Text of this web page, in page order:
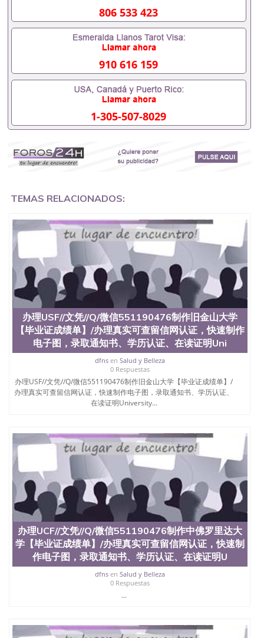
客户要求安排。 国内找工作假的毕业证可以用吗
551190476假的毕业证成绩单可以办学历认证吗
551190476要定居国外需要办理什么材料551190476
入职事业单位/国企假的毕业证会查吗551190476入职
国企/事业单位需要些什么材料551190476办理假毕业
证在国内能用吗, 挂科拿不到毕业证怎么办, 毕业证丢
了怎么办, 没有正常毕业怎么办理毕业证,没毕业可以
办学历认证吗,您是否因为中途辍学、挂科而没有正常
毕业551190476您是否因为递交材料不齐而被拒之门
外551190476您是否因没正常毕业而导致回国得不到
教育部认证在校挂科了不想读了,成绩不理想毕不了业
科/研究生文凭551190476如何办理本科/硕士毕业证
551190476网上买文凭可靠吗551190476哪里可以买
么办理 外假毕业证551190476哪里可以制作美国毕业
学生在哪里可以买假毕业证551190476哪里可以办理
加拿大毕业证551190476申请学校办理假的毕业证成
绩单可以吗551190476哪里可以办理水印成绩单
551190476哪里可以修改成绩单GPA分数551190476
假毕业证能查出来吗551190476假文凭网上能查到吗
551190476 如何拿到国外毕业证QQ微信551190476办
假大学毕业证QQ微信551190476国外毕业证去哪认证
QQ微信551190476找毕业证封皮QQ微信551190476国
外毕业证外壳定制QQ微信551190476快速代办国外毕
业证QQ微信551190476快速拿到国外文凭QQ微信
551190476国外留学文凭认证QQ微信551190476国外
文凭回国认证QQ微信551190476泰国文凭办理QQ微
信551190476法国留学回国证明QQ微信551190476 国
外烫金照片QQ微信551190476外国文凭在中国有用吗
QQ微信551190476德国留学回国证明QQ微信
551190476爱尔兰留学回国证明QQ微信551190476国
外硕士文凭办理QQ微信551190476 网上买文凭可靠
吗QQ微信551190476买国外文凭质量QQ微信
551190476国外大学文凭真制作QQ微信551190476办
国外文凭可找工作QQ微信551190476国外大学有毕业
证QQ微信551190476办理国外毕业证价格QQ微信
551190476国外编号查询QQ微信551190476办理国外
文凭要交定金吗QQ微信551190476办国外可查文凭
QQ微信551190476网上购买真文凭可信吗QQ微信
551190476学士学位证书查询机构QQ微信551190476
国外资格证书办理QQ微信551190476如何办理学历认
证QQ微信551190476海外文凭认证办理QQ微信
551190476 圣何塞州立大学（San Jose State
University, 又译为“圣荷西州立大学”）成立于1857
年，简称SJSU，是加州历史悠久的大学之一，也是美
西地区的公立大学之一。位于圣何塞市San Jose中
心，占地154公顷。它是一所位于加利福尼亚州的著
名综合性公立大学，它以极高的就业率，全美名列前
茅的毕业薪资，浓厚的多元化学术氛围，杰出的本科
生前往求学。 至今，这是一所在世界上享有学术地
806 533 423
910 616 159
1-305-507-8029
TEMAS RELACIONADOS:
办理USF//文凭//Q/微信551190476制作旧金山大学
【毕业证成绩单】/办理真实可查留信网认证，快速制作
电子图，录取通知书、学历认证、在读证明Uni
dfnsen Salud y Belleza
0 Respuestas
办理USF//文凭//Q/微信551190476制作旧金山大学【毕业证成绩单】/
办理真实可查留信网认证，快速制作电子图，录取通知书、学历认证、
在读证明University...
办理UCF//文凭//Q/微信551190476制作中佛罗里达大
学【毕业证成绩单】/办理真实可查留信网认证，快速制
作电子图，录取通知书、学历认证、在读证明U
dfnsen Salud y Belleza
0 Respuestas
...